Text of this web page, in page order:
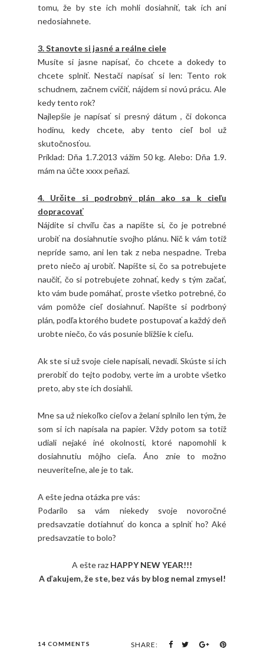
tomu, že by ste ich mohli dosiahniť, tak ich ani
nedosiahnete.
3. Stanovte si jasné a reálne ciele
Musíte si jasne napísať, čo chcete a dokedy to
chcete splniť. Nestačí napísať si len: Tento rok
schudnem, začnem cvičiť, nájdem si novú prácu. Ale
kedy tento rok?
Najlepšie je napísať si presný dátum , či dokonca
hodinu, kedy chcete, aby tento cieľ bol už
skutočnosťou.
Príklad: Dňa 1.7.2013 vážim 50 kg. Alebo: Dňa 1.9.
mám na účte xxxx peňazí.
4. Určite si podrobný plán ako sa k cieľu
dopracovať
Nájdite si chvíľu čas a napíšte si, čo je potrebné
urobiť na dosiahnutie svojho plánu. Nič k vám totiž
nepríde samo, ani len tak z neba nespadne. Treba
preto niečo aj urobiť. Napíšte si, čo sa potrebujete
naučiť, čo si potrebujete zohnať, kedy s tým začať,
kto vám bude pomáhať, proste všetko potrebné, čo
vám pomôže cieľ dosiahnuť. Napíšte si podrboný
plán, podľa ktorého budete postupovať a každý deň
urobte niečo, čo vás posunie bližšie k cieľu.
Ak ste si už svoje ciele napísali, nevadí. Skúste si ich
prerobiť do tejto podoby, verte im a urobte všetko
preto, aby ste ich dosiahli.
Mne sa už niekoľko cieľov a želaní splnilo len tým, že
som si ich napísala na papier. Vždy potom sa totiž
udiali nejaké iné okolnosti, ktoré napomohli k
dosiahnutiu môjho cieľa. Áno znie to možno
neuveriteľne, ale je to tak.
A ešte jedna otázka pre vás:
Podarilo sa vám niekedy svoje novoročné
predsavzatie dotiahnuť do konca a splniť ho? Aké
predsavzatie to bolo?
A ešte raz HAPPY NEW YEAR!!!
A ďakujem, že ste, bez vás by blog nemal zmysel!
14 COMMENTS SHARE: